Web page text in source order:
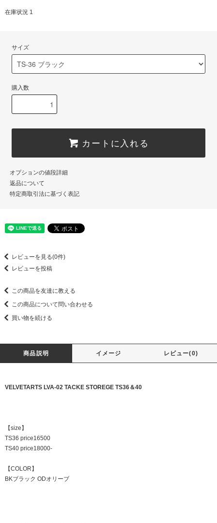
在庫状況 1
サイズ
購入数
カートに入れる
オプションの値段詳細
返品について
特定商取引法に基づく表記
レビューを見る(0件)
レビューを投稿
この商品を友達に教える
この商品について問い合わせる
買い物を続ける
商品説明 イメージ レビュー(0)
VELVETARTS LVA-02 TACKE STOREGE TS36＆40
【size】
TS36 price16500
TS40 price18000-
【COLOR】
BKブラック ODオリーブ